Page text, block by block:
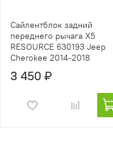
Сайлентблок задний
переднего рычага X5
RESOURCE 630193 Jeep
Cherokee 2014-2018
3 450 ₽